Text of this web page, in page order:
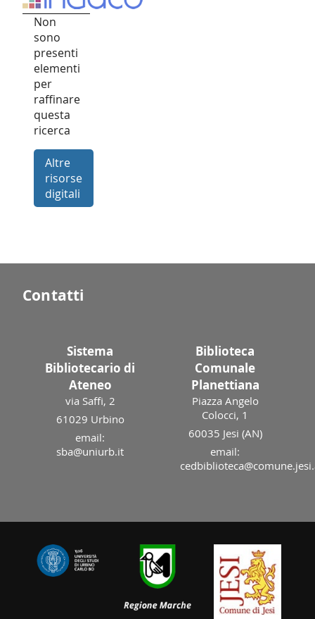
Non
sono
presenti
elementi
per
raffinare
questa
ricerca
Altre
risorse
digitali
Contatti
Sistema
Bibliotecario di
Ateneo
via Saffi, 2
61029 Urbino
email:
sba@uniurb.it
Biblioteca
Comunale
Planettiana
Piazza Angelo
Colocci, 1
60035 Jesi (AN)
email: